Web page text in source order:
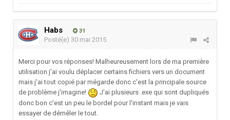
Habs 31
Posté(e) 30 mai 2015
Merci pour vos réponses! Malheureusement lors de ma première
utilisation j'ai voulu déplacer certains fichiers vers un document
mais j'ai tout copié par mégarde donc c'est la principale source
de problème j'imagine!
J'ai plusieurs .exe qui sont dupliqués
donc bon c'est un peu le bordel pour l'instant mais je vais
essayer de démêler le tout.